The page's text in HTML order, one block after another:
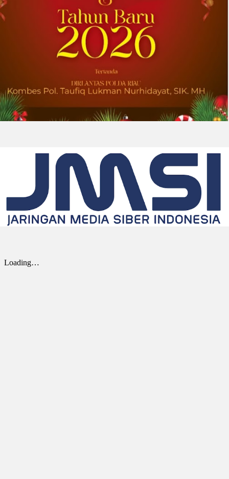
2026-08-01 00:27:35| Source:
Univar Solutions Mengapresiasi Mitra
Awards Tahunan
DOWNERS GROVE, Illinois, Aug. 01, 2026
(GLOBE NEWSWIRE) -- Univar Solutions LLC
(“Univar Solutions” atau “Perusahaan”),
penyedia solusi global terkemuka bagi